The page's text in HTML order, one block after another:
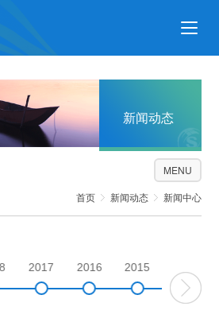
新闻动态
首页 新闻动态 新闻中心
MENU
2017 2016 2015